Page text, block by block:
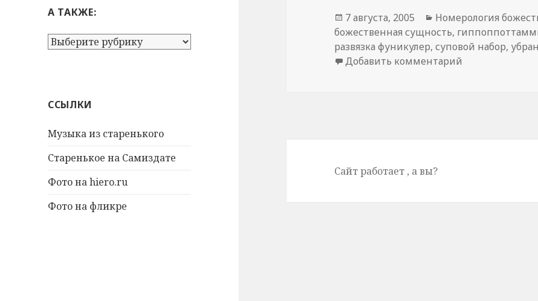
А ТАКЖЕ:
А
ж
:
ССЫЛКИ
Музыка из старенького
Старенькое на Самиздате
Фото на hiero.ru
Фото на фликре
Опубликовано
7 августа, 2005 Рубрики
Номерология
божественная сущность,
развязка фуникулер,суповой набор,
Добавить комментарий
Сайт работает , а вы?